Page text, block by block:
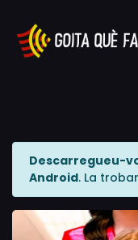
Descarregueu-
Android. La